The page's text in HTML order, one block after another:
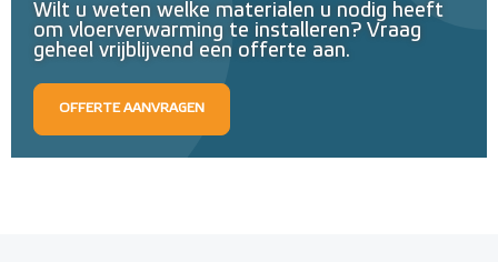
Wilt u weten welke materialen u nodig heeft
om vloerverwarming te installeren? Vraag
geheel vrijblijvend een offerte aan.
OFFERTE AANVRAGEN